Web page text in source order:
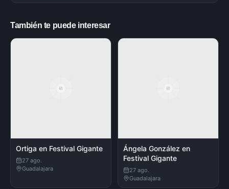
También te puede interesar
Ortiga en Festival Gigante
27 ago.
Guadalajara
Ángela González en
Festival Gigante
27 ago.
Guadalajara